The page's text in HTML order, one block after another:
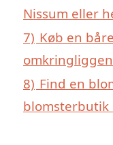
Nissum eller
7) Køb en
8) Find en
blomsterbutik